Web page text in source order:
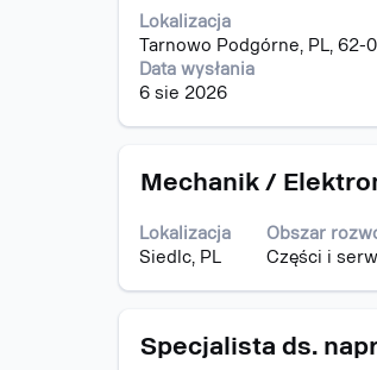
oferty
pracy.
Lokalizacja
Tarnowo Podgórne, PL, 62-
Data wysłania
6 sie 2026
pomocą
spacji,
aby
wyświetlić
treść
oferty
Tytuł
Mechanik /
Lokalizacja
Siedlc, PL
Obszar
Części i
Zaznacz
pomocą
spacji,
wyświetlić
treść
Tytuł
Specjalista ds.
Zaznacz